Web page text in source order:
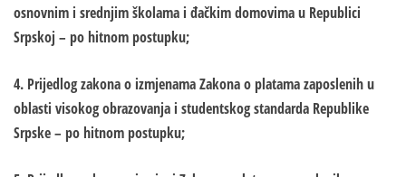
osnovnim i srednjim školama i đačkim domovima u Republici
Srpskoj – po hitnom postupku;
4. Prijedlog zakona o izmjenama Zakona o platama zaposlenih u
oblasti visokog obrazovanja i studentskog standarda Republike
Srpske – po hitnom postupku;